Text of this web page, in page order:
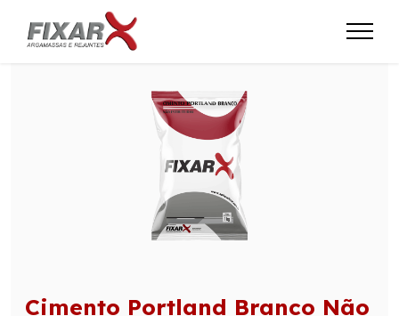
Cimento Portland Branco Não